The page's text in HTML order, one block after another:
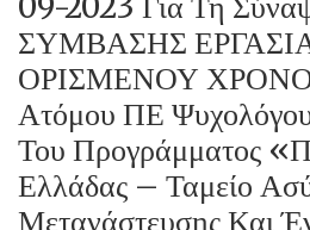
ΣΥΜΒΑΣΗΣ
ΟΡΙΣΜΕΝΟΥ
Ατόμου ΠΕ
Του Προγράμματος
Ελλάδας – Ταμείο
Μετανάστευσης Και